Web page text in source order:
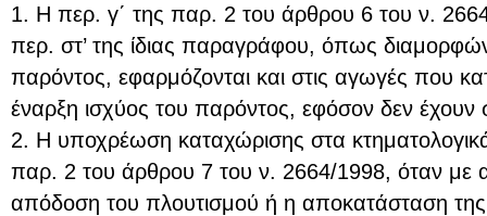
1. Η περ. γ΄ της παρ. 2 του άρθρου 6 του ν.
περ. στ’ της ίδιας παραγράφου, όπως
παρόντος, εφαρμόζονται και στις αγωγές που
έναρξη ισχύος του παρόντος, εφόσον δεν έχουν
2. Η υποχρέωση καταχώρισης στα
παρ. 2 του άρθρου 7 του ν. 2664/1998, όταν με
απόδοση του πλουτισμού ή η αποκατάσταση